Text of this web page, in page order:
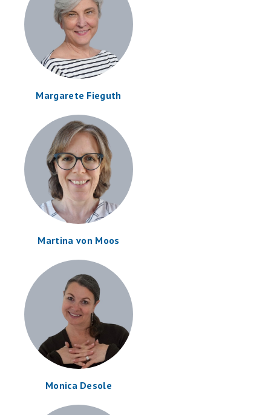
Margarete Fieguth
Martina von Moos
Monica Desole